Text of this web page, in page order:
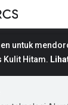
untuk
Kulit Hitam.